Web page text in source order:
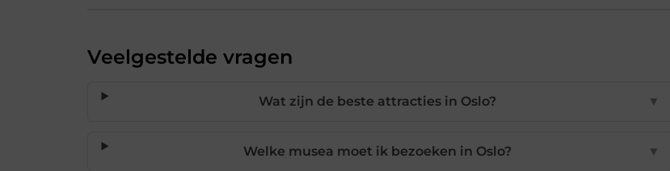
Veelgestelde vragen
Wat zijn de beste attracties in Oslo? ▼
Welke musea moet ik bezoeken in Oslo? ▼